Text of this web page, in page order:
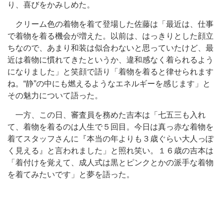
り、喜びをかみしめた。
クリーム色の着物を着て登場した佐藤は「最近は、仕事
で着物を着る機会が増えた。以前は、はっきりとした顔立
ちなので、あまり和装は似合わないと思っていたけど、最
近は着物に慣れてきたというか、違和感なく着られるよう
になりました」と笑顔で語り「着物を着ると律せられます
ね。“静”の中にも燃えるようなエネルギーを感じます」と
その魅力について語った。
一方、この日、審査員を務めた吉本は「七五三も入れ
て、着物を着るのは人生で５回目。今日は真っ赤な着物を
着てスタッフさんに『本当の年よりも３歳ぐらい大人っぽ
く見える』と言われました」と照れ笑い。１６歳の吉本は
「着付けを覚えて、成人式は黒とピンクとかの派手な着物
を着てみたいです」と夢を語った。